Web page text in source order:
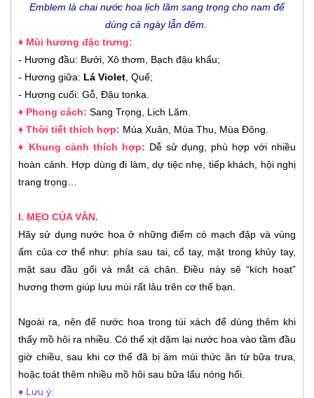
Emblem là chai nước hoa lịch lãm sang trọng cho nam để
dùng cả ngày lẫn đêm.
♦ Mùi hương đặc trưng:
- Hương đầu: Bưởi, Xô thơm, Bạch đậu khấu;
- Hương giữa: Lá Violet , Quế;
- Hương cuối: Gỗ, Đậu tonka.
♦ Phong cách: Sang Trọng, Lịch Lãm
♦ Thời tiết thích hợp: Mùa Xuân, Mùa Thu, Mùa Đông
♦ Khung cảnh thích hợp: Dễ sử dụng, phù hợp với nhiều
hoàn cảnh. Hợp dùng đi làm, dự tiệc nhẹ, tiếp khách, hội nghị
trang trọng…
I. MẸO CỦA VÂN.
Hãy sử dụng nước hoa ở những điểm có mạch đập và vùng
ấm của cơ thể như: phía sau tai, cổ tay, mặt trong khủy tay,
mặt sau đầu gối và mắt cá chân. Điều này sẽ “kích hoạt”
hương thơm giúp lưu mùi rất lâu trên cơ thể bạn.
Ngoài ra, nên để nước hoa trong túi xách để dùng thêm khi
thấy mồ hôi ra nhiều. Có thể xịt dặm lại nước hoa vào tầm đầu
giờ chiều, sau khi cơ thể đã bị ám mùi thức ăn từ bữa trưa,
hoặc toát thêm nhiều mồ hôi sau bữa lẩu nóng hổi.
♦ Lưu ý: